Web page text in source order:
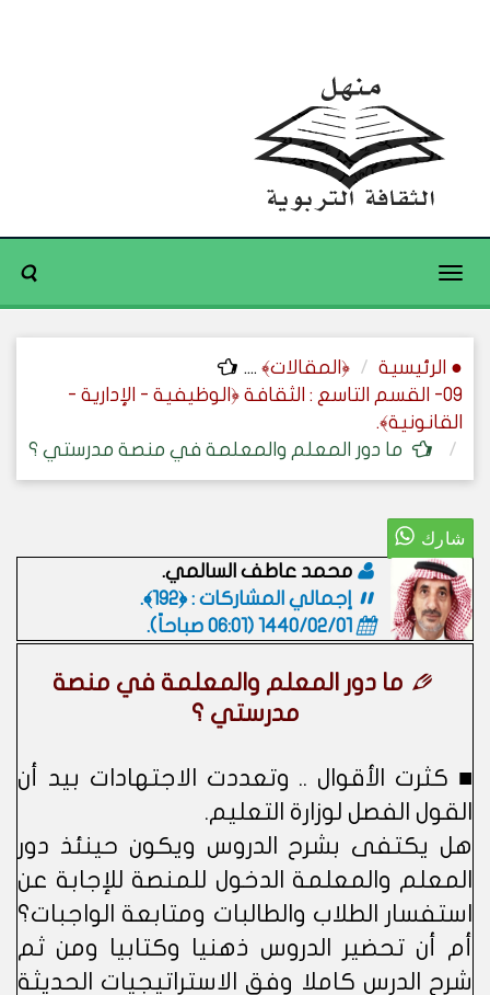
Toggle
● الرئيسية ﴿المقالات﴾ ....
09- القسم التاسع : الثقافة ﴿الوظيفية - الإدارية -
القانونية﴾.
ما دور المعلم والمعلمة في منصة مدرستي ؟
محمد عاطف السالمي.
إجمالي المشاركات : ﴿192﴾.
1440/02/01 (06:01 صباحاً)
.
ما دور المعلم والمعلمة في منصة
مدرستي ؟
■ كثرت الأقوال .. وتعددت الاجتهادات بيد أن
القول الفصل لوزارة التعليم.
هل يكتفى بشرح الدروس ويكون حينئذ دور
المعلم والمعلمة الدخول للمنصة للإجابة عن
استفسار الطلاب والطالبات ومتابعة الواجبات؟
أم أن تحضير الدروس ذهنيا وكتابيا ومن ثم
شرح الدرس كاملا وفق الاستراتيجيات الحديثة